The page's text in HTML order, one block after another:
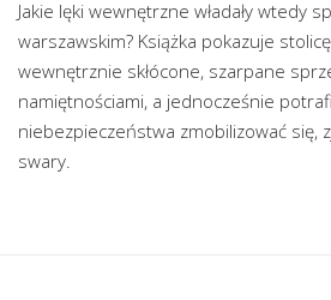
Jakie lęki wewnętrzne władały wtedy
warszawskim? Książka pokazuje
wewnętrznie skłócone, szarpane
namiętnościami, a jednocześnie
niebezpieczeństwa zmobilizować się,
swary.